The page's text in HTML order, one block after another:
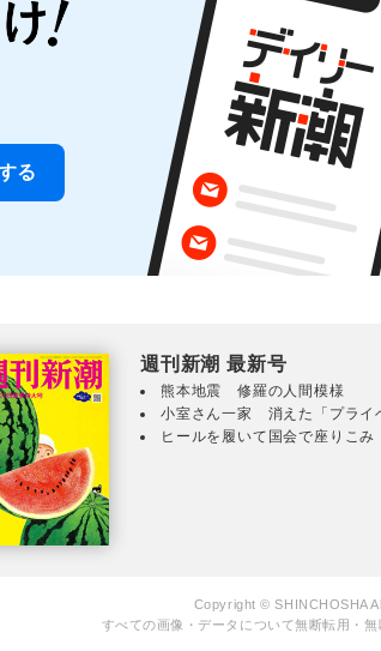
週刊新潮 最新号
熊本地震 修羅の人間模様
小室さん一家 消えた「プライ
ヒールを履いて国会で座りこ
Copyright © SHINCHOSHA
すべての画像・データについて無断転用・無